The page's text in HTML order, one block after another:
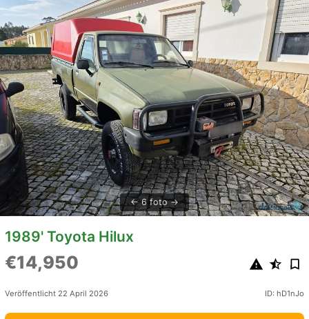
6 foto
1989' Toyota Hilux
€14,950
Veröffentlicht 22 April 2026 ID: hD1nJo